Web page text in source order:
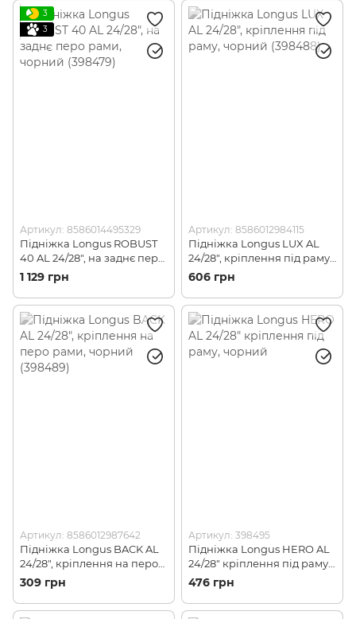
3
3
Артикул: 8586014495329
Підніжка Longus ROBUST
40 AL 24/28", на заднє перо
рами, чорний (398479)
1 129 грн
Артикул: 8586012984115
Підніжка Longus LUX AL
24/28", кріплення під раму,
чорний (398488)
606 грн
Артикул: 8586012987642
Підніжка Longus BACK AL
24/28", кріплення на перо
рами, чорний (398489)
309 грн
Артикул: 398495
Підніжка Longus HERO AL
24/28" кріплення під раму,
чорний
476 грн